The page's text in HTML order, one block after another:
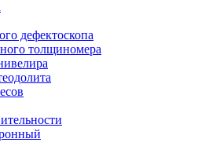
дефектоскопа
толщиномера